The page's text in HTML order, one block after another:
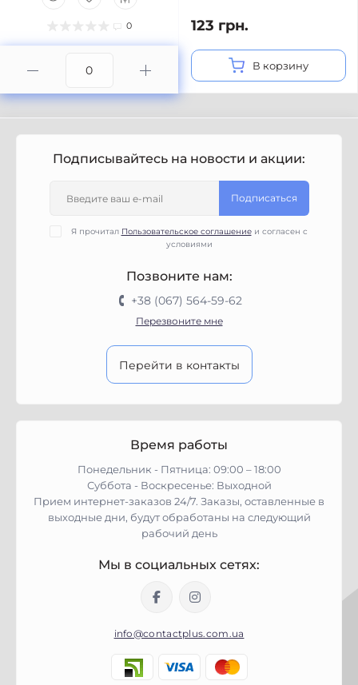
0 123 грн.
В корзину
Подписывайтесь на новости и акции:
Подписаться
Я прочитал Пользовательское соглашениеи согласен с
условиями
Позвоните нам:
+38 (067) 564-59-62
Перезвоните мне
Перейти в контакты
Время работы
Понедельник - Пятница: 09:00 – 18:00
Суббота - Воскресенье: Выходной
Прием интернет-заказов 24/7. Заказы, оставленные в
выходные дни, будут обработаны на следующий
рабочий день
Мы в социальных сетях:
info@contactplus.com.ua